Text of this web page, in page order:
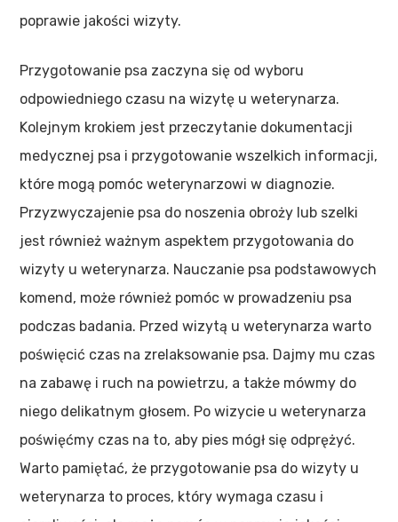
poprawie jakości wizyty.
Przygotowanie psa zaczyna się od wyboru
odpowiedniego czasu na wizytę u weterynarza.
Kolejnym krokiem jest przeczytanie dokumentacji
medycznej psa i przygotowanie wszelkich informacji,
które mogą pomóc weterynarzowi w diagnozie.
Przyzwyczajenie psa do noszenia obroży lub szelki
jest również ważnym aspektem przygotowania do
wizyty u weterynarza. Nauczanie psa podstawowych
komend, może również pomóc w prowadzeniu psa
podczas badania. Przed wizytą u weterynarza warto
poświęcić czas na zrelaksowanie psa. Dajmy mu czas
na zabawę i ruch na powietrzu, a także mówmy do
niego delikatnym głosem. Po wizycie u weterynarza
poświęćmy czas na to, aby pies mógł się odprężyć.
Warto pamiętać, że przygotowanie psa do wizyty u
weterynarza to proces, który wymaga czasu i